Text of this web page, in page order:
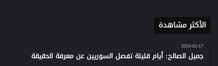
الأكثر مشاهدة
2019-02-17
جميل الصالح: أيام قليلة تفصل السوريين عن معرفة الحقيقة